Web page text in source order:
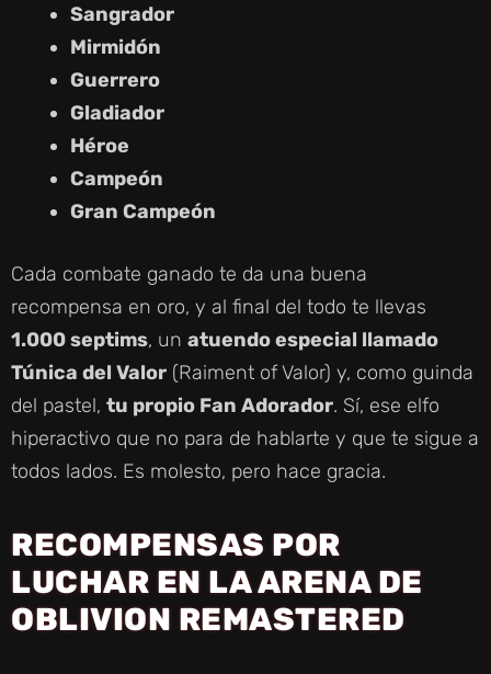
Sangrador
Mirmidón
Guerrero
Gladiador
Héroe
Campeón
Gran Campeón
Cada combate ganado te da una buena
recompensa en oro, y al final del todo te llevas
1.000 septims, un atuendo especial llamado
Túnica del Valor (Raiment of Valor) y, como guinda
del pastel, tu propio Fan Adorador. Sí, ese elfo
hiperactivo que no para de hablarte y que te sigue a
todos lados. Es molesto, pero hace gracia.
RECOMPENSAS POR
LUCHAR EN LA ARENA DE
OBLIVION REMASTERED